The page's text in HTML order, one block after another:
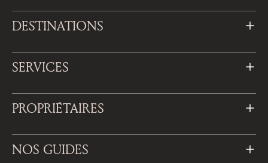
DESTINATIONS
SERVICES
PROPRIÉTAIRES
NOS GUIDES